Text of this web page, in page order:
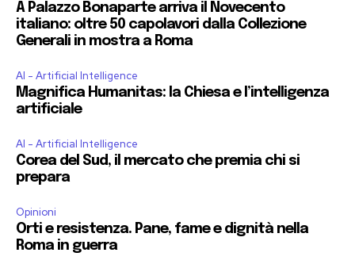
A Palazzo Bonaparte arriva il Novecento
italiano: oltre 50 capolavori dalla Collezione
Generali in mostra a Roma
AI - Artificial Intelligence
Magnifica Humanitas: la Chiesa e l’intelligenza
artificiale
AI - Artificial Intelligence
Corea del Sud, il mercato che premia chi si
prepara
Opinioni
Orti e resistenza. Pane, fame e dignità nella
Roma in guerra